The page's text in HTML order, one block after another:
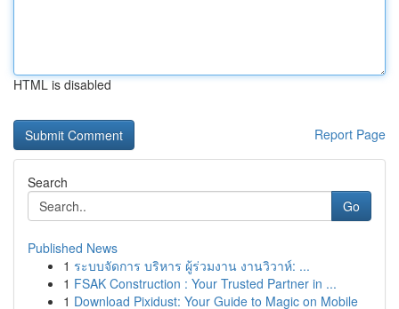
HTML is disabled
Report Page
Search
Go
Published News
1 ระบบจัดการ บริหาร ผู้ร่วมงาน งานวิวาห์: ...
1 FSAK Construction : Your Trusted Partner in ...
1 Download Pixidust: Your Guide to Magic on Mobile